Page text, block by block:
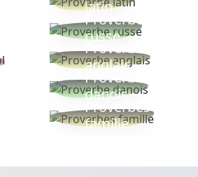
latin
Proverbe
russe
Proverbe
anglais
Proverbe
danois
Proverbes
famille